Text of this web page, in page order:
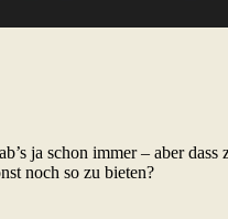
ja schon immer – aber
noch so zu bieten?